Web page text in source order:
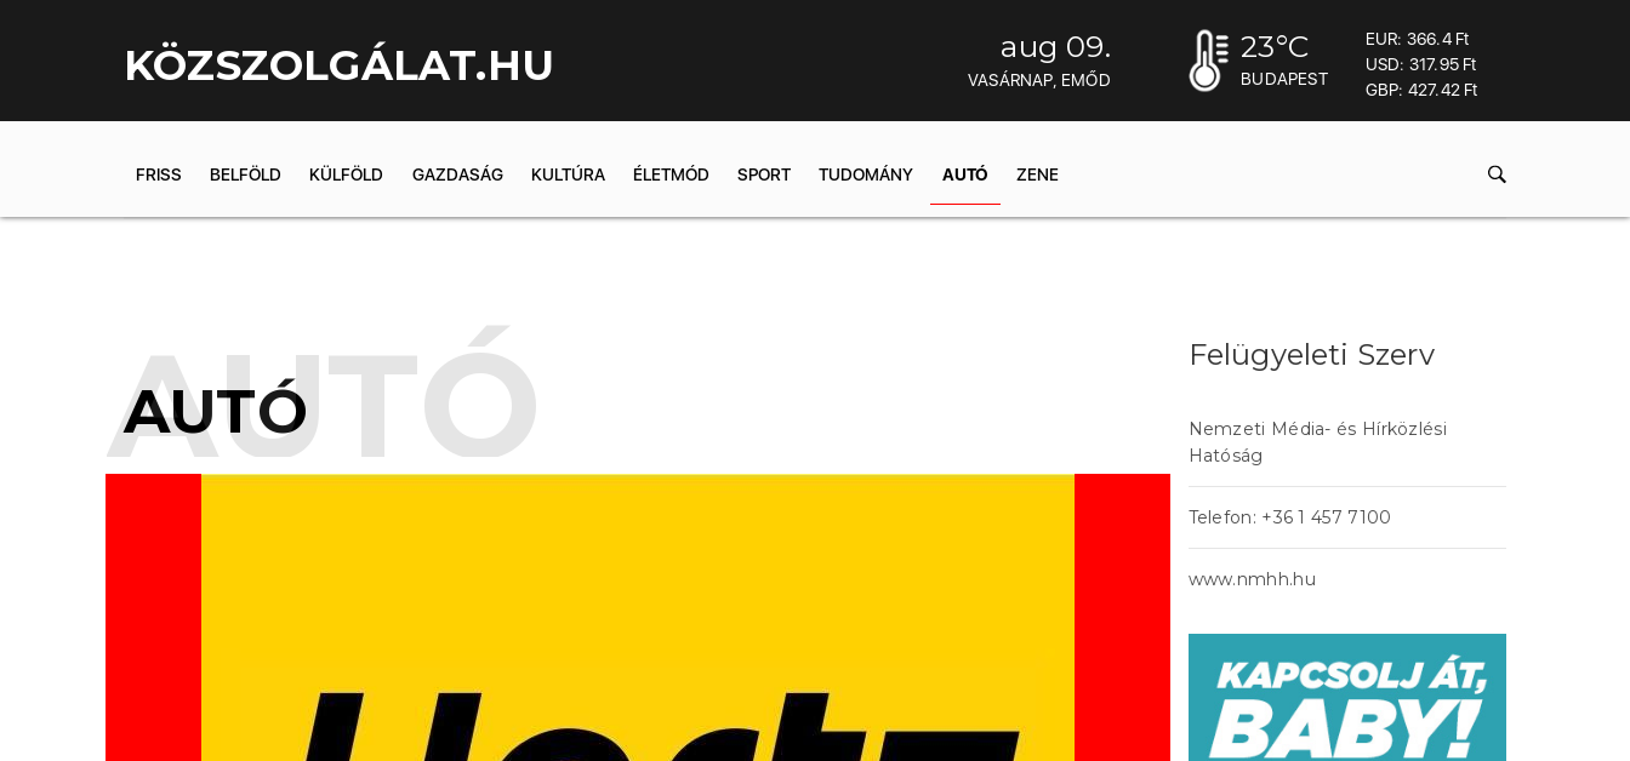
KÖZSZOLGÁLAT.HU aug 09.
VASÁRNAP, EMŐD
23°C
BUDAPEST
EUR: 366.4 Ft
USD: 317.95 Ft
GBP: 427.42 Ft
FRISS BELFÖLD KÜLFÖLD GAZDASÁG KULTÚRA ÉLETMÓD SPORT TUDOMÁNY AUTÓ ZENE
AUTÓ
AUTÓ Felügyeleti Szerv
Nemzeti Média- és Hírközlési
Hatóság
Telefon: +36 1 457 7100
www.nmhh.hu